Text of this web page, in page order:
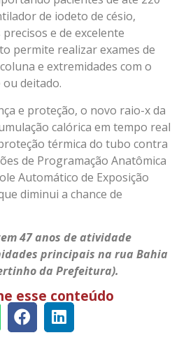
de iodeto de césio,
e de excelente
permite realizar exames de
e extremidades com o
deitado.
e proteção, o novo raio-x da
calórica em tempo real
térmica do tubo contra
de Programação Anatômica
Automático de Exposição
diminui a chance de
47 anos de atividade
principais na rua Bahia
da Prefeitura).
esse conteúdo